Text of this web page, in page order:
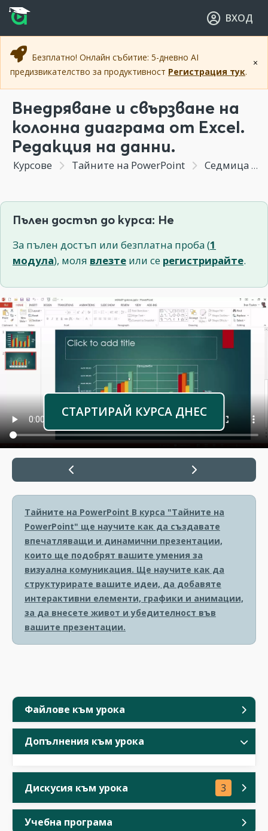
Прескочи към основното съдържание
Прескочи към навигацията
ВХОД
×
Безплатно! Онлайн събитие: 5-дневно AI
предизвикателство за продуктивност Регистрация тук.
Файлове към урока
Допълнения към урока
Дискусия към урока 3
Учебна програма
Внедряване и свързване на
колонна диаграма от Excel.
Редакция на данни.
Курсове Тайните на PowerPoint Седмица 4 - Таблици и диаграми. Как да превърнем "сухите" числа в най-интересната част от презентацията.
Пълен достъп до курса: Не
За пълен достъп или безплатна проба (1
модула), моля влезте или се регистрирайте.
СТАРТИРАЙ КУРСА ДНЕС
Тайните на PowerPoint В курса "Тайните на
PowerPoint" ще научите как да създавате
впечатляващи и динамични презентации,
които ще подобрят вашите умения за
визуална комуникация. Ще научите как да
структурирате вашите идеи, да добавяте
интерактивни елементи, графики и анимации,
за да внесете живот и убедителност във
вашите презентации.